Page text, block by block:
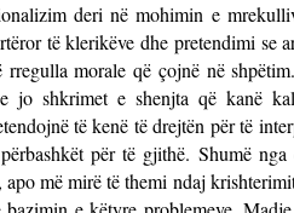
deri në mohimin e
të klerikëve dhe pretendimi se
morale që çojnë në
jo shkrimet e shenjta që kanë
të kenë të drejtën për të
për të gjithë. Shumë nga
më mirë të themi ndaj